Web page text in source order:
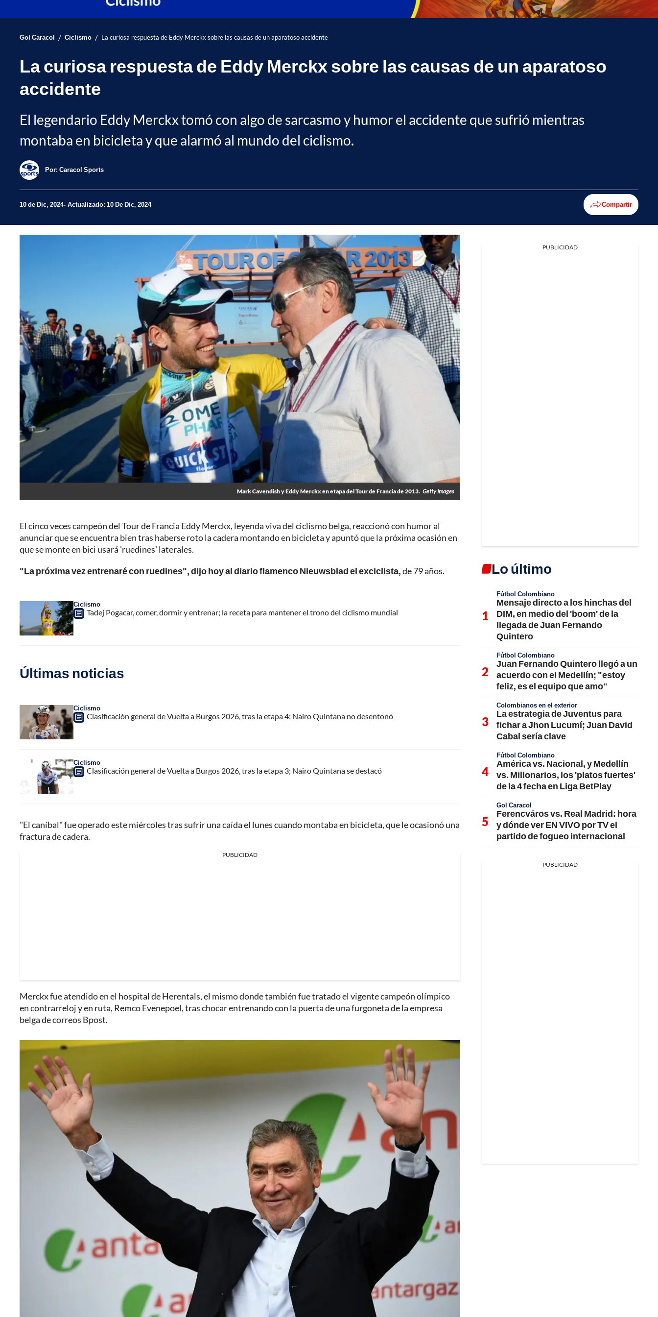
Gol Caracol / Ciclismo / La curiosa respuesta de Eddy Merckx sobre las causas de un aparatoso accidente
La curiosa respuesta de Eddy Merckx sobre las causas de un aparatoso
accidente
El legendario Eddy Merckx tomó con algo de sarcasmo y humor el accidente que sufrió mientras
montaba en bicicleta y que alarmó al mundo del ciclismo.
Por: Caracol Sports
10 de Dic, 2024 Actualizado: 10 De Dic, 2024 Compartir
Mark Cavendish y Eddy Merckx en etapa del Tour de Francia de 2013. Getty Images
El cinco veces campeón del Tour de Francia Eddy Merckx, leyenda viva del ciclismo belga, reaccionó con humor al
anunciar que se encuentra bien tras haberse roto la cadera montando en bicicleta y apuntó que la próxima ocasión en
que se monte en bici usará 'ruedines' laterales.
"La próxima vez entrenaré con ruedines", dijo hoy al diario flamenco Nieuwsblad el exciclista,de 79 años.
Ciclismo
Tadej Pogacar, comer, dormir y entrenar; la receta para mantener el trono del ciclismo mundial
Últimas noticias
Ciclismo
Clasificación general de Vuelta a Burgos 2026, tras la etapa 4; Nairo Quintana no desentonó
Ciclismo
Clasificación general de Vuelta a Burgos 2026, tras la etapa 3; Nairo Quintana se destacó
"El caníbal" fue operado este miércoles tras sufrir una caída el lunes cuando montaba en bicicleta, que le ocasionó una
fractura de cadera.
PUBLICIDAD
Merckx fue atendido en el hospital de Herentals, el mismo donde también fue tratado el vigente campeón olímpico
en contrarreloj y en ruta, Remco Evenepoel, tras chocar entrenando con la puerta de una furgoneta de la empresa
belga de correos Bpost.
PUBLICIDAD
Lo último
Fútbol Colombiano
Mensaje directo a los hinchas del
DIM, en medio del 'boom' de la
llegada de Juan Fernando
Quintero
Fútbol Colombiano
Juan Fernando Quintero llegó a un
acuerdo con el Medellín; "estoy
feliz, es el equipo que amo"
Colombianos en el exterior
La estrategia de Juventus para
fichar a Jhon Lucumí; Juan David
Cabal sería clave
Fútbol Colombiano
América vs. Nacional, y Medellín
vs. Millonarios, los 'platos fuertes'
de la 4 fecha en Liga BetPlay
Gol Caracol
Ferencváros vs. Real Madrid: hora
y dónde ver EN VIVO por TV el
partido de fogueo internacional
PUBLICIDAD